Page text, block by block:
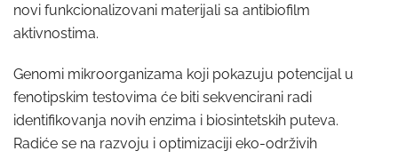
novi funkcionalizovani materijali sa antibiofilm
aktivnostima.
Genomi mikroorganizama koji pokazuju potencijal u
fenotipskim testovima će biti sekvencirani radi
identifikovanja novih enzima i biosintetskih puteva.
Radiće se na razvoju i optimizaciji eko-održivih